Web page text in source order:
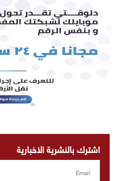
اشترك بالنشرية الاخبارية